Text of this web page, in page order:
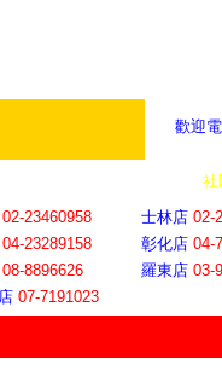
歡迎
社
02-23460958 士林店 02-
04-23289158 彰化店 04-
08-8896626 羅東店 03-
07-7191023